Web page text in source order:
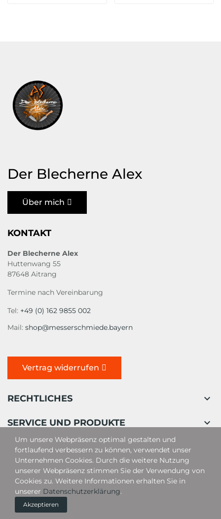
Der Blecherne Alex
Über mich
KONTAKT
Der Blecherne Alex
Huttenwang 55
87648 Aitrang
Termine nach Vereinbarung
Tel: +49 (0) 162 9855 002
Mail: shop@messerschmiede.bayern
Vertrag widerrufen
RECHTLICHES 
SERVICE UND PRODUKTE 
Um unsere Webpräsenz optimal gestalten und
fortlaufend verbessern zu können, verwendet unser
Unternehmen Cookies. Durch die weitere Nutzung
unserer Webpräsenz stimmen Sie der Verwendung von
Cookies zu. Weitere Informationen erhalten Sie in
unserer Datenschutzerklärung.
Akzeptieren